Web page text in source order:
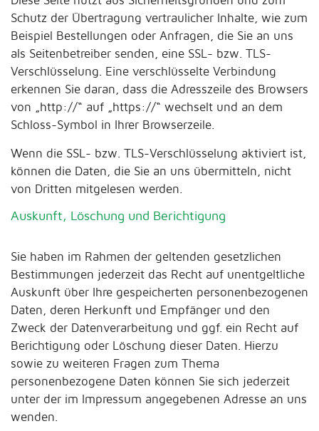
Schutz der Übertragung vertraulicher Inhalte, wie zum
Beispiel Bestellungen oder Anfragen, die Sie an uns
als Seitenbetreiber senden, eine SSL- bzw. TLS-
Verschlüsselung. Eine verschlüsselte Verbindung
erkennen Sie daran, dass die Adresszeile des Browsers
von „http://“ auf „https://“ wechselt und an dem
Schloss-Symbol in Ihrer Browserzeile.
Wenn die SSL- bzw. TLS-Verschlüsselung aktiviert ist,
können die Daten, die Sie an uns übermitteln, nicht
von Dritten mitgelesen werden.
Auskunft, Löschung und Berichtigung
Sie haben im Rahmen der geltenden gesetzlichen
Bestimmungen jederzeit das Recht auf unentgeltliche
Auskunft über Ihre gespeicherten personenbezogenen
Daten, deren Herkunft und Empfänger und den
Zweck der Datenverarbeitung und ggf. ein Recht auf
Berichtigung oder Löschung dieser Daten. Hierzu
sowie zu weiteren Fragen zum Thema
personenbezogene Daten können Sie sich jederzeit
unter der im Impressum angegebenen Adresse an uns
wenden.